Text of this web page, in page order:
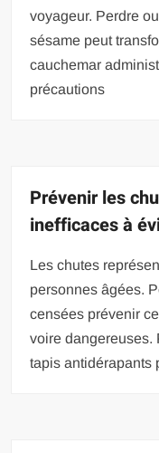
voyageur. Perdre
sésame peut
cauchemar
précautions
Prévenir les
inefficaces à
Les chutes
personnes âgées.
censées prévenir
voire dangereuses.
tapis antidérapants